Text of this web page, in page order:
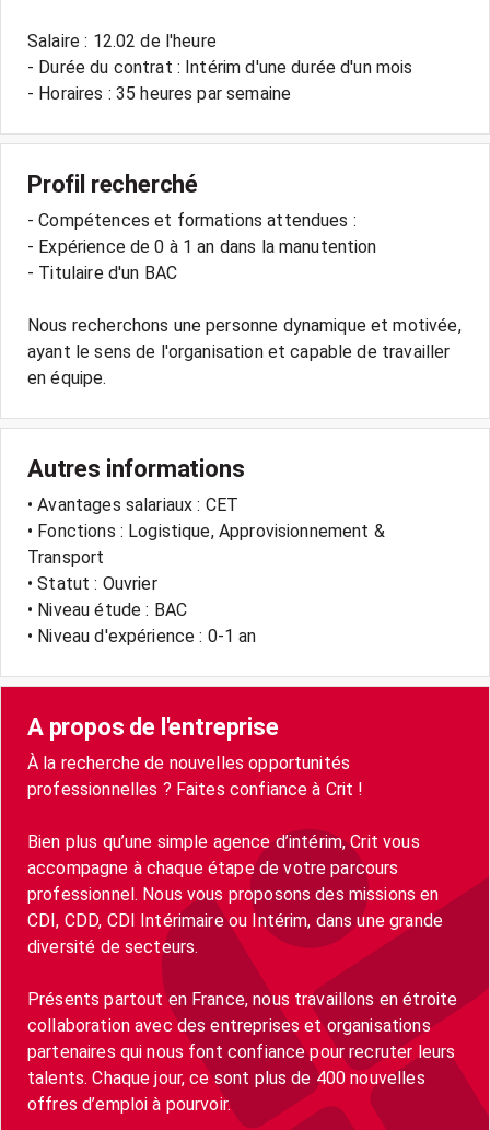
Salaire : 12.02 de l'heure
- Durée du contrat : Intérim d'une durée d'un mois
Profil recherché
- Compétences et formations attendues :
- Expérience de 0 à 1 an dans la manutention
- Titulaire d'un BAC
Nous recherchons une personne dynamique et motivée,
ayant le sens de l'organisation et capable de travailler
Autres informations
• Avantages salariaux : CET
• Fonctions : Logistique, Approvisionnement &
Transport
• Statut : Ouvrier
• Niveau étude : BAC
• Niveau d'expérience : 0-1 an
A propos de l'entreprise
À la recherche de nouvelles opportunités
professionnelles ? Faites confiance à Crit !
Bien plus qu’une simple agence d’intérim, Crit vous
accompagne à chaque étape de votre parcours
professionnel. Nous vous proposons des missions en
CDI, CDD, CDI Intérimaire ou Intérim, dans une grande
diversité de secteurs.
Présents partout en France, nous travaillons en étroite
collaboration avec des entreprises et organisations
partenaires qui nous font confiance pour recruter leurs
talents. Chaque jour, ce sont plus de 400 nouvelles
offres d’emploi à pourvoir.